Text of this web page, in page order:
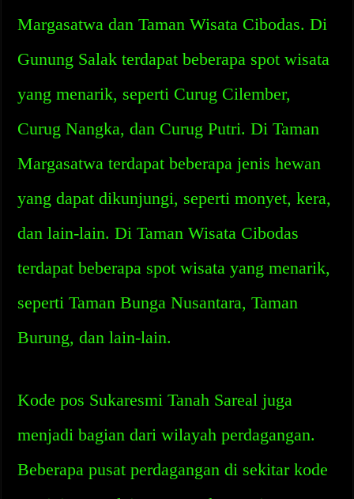
Margasatwa dan Taman Wisata Cibodas. Di
Gunung Salak terdapat beberapa spot wisata
yang menarik, seperti Curug Cilember,
Curug Nangka, dan Curug Putri. Di Taman
Margasatwa terdapat beberapa jenis hewan
yang dapat dikunjungi, seperti monyet, kera,
dan lain-lain. Di Taman Wisata Cibodas
terdapat beberapa spot wisata yang menarik,
seperti Taman Bunga Nusantara, Taman
Burung, dan lain-lain.
Kode pos Sukaresmi Tanah Sareal juga
menjadi bagian dari wilayah perdagangan.
Beberapa pusat perdagangan di sekitar kode